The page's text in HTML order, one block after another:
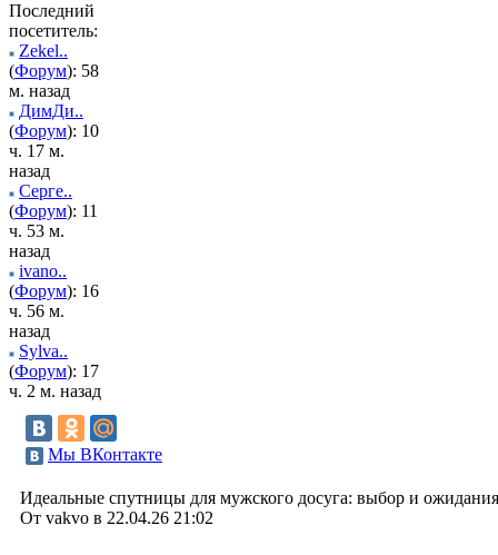
Последний
посетитель:
Zekel..
(Форум): 58
м. назад
ДимДи..
(Форум): 10
ч. 17 м.
назад
Серге..
(Форум): 11
ч. 53 м.
назад
ivano..
(Форум): 16
ч. 56 м.
назад
Sylva..
(Форум): 17
ч. 2 м. назад
Мы ВКонтакте
Идеальные спутницы для мужского досуга: выбор и ожидания
От vakvo в 22.04.26 21:02